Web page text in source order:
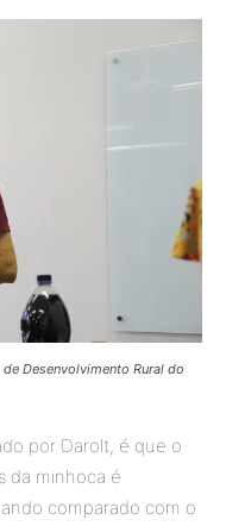
Desenvolvimento Rural do
por Darolt, é que o
da minhoca é
comparado com o